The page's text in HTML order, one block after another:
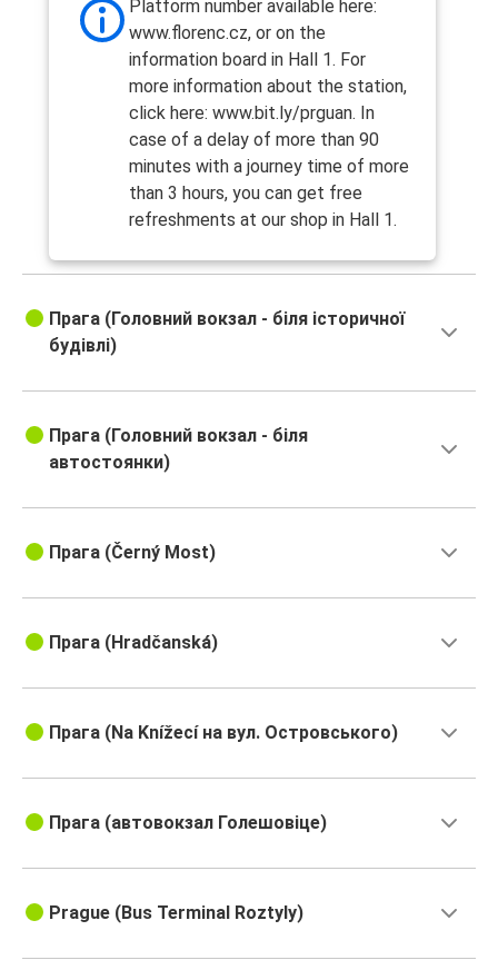
Platform number available here:
www.florenc.cz, or on the
information board in Hall 1. For
more information about the station,
click here: www.bit.ly/prguan. In
case of a delay of more than 90
minutes with a journey time of more
than 3 hours, you can get free
refreshments at our shop in Hall 1.
Прага (Головний вокзал - біля історичної
будівлі)
Прага (Головний вокзал - біля
автостоянки)
Прага (Černý Most)
Прага (Hradčanská)
Прага (Na Knížecí на вул. Островського)
Прага (автовокзал Голешовіце)
Prague (Bus Terminal Roztyly)